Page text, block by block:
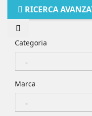
RICERCA
Categoria
Marca